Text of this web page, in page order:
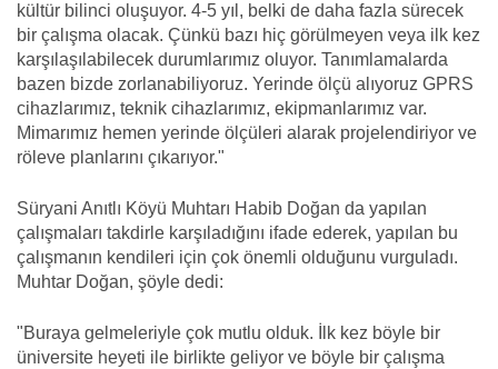
kültür bilinci oluşuyor. 4-5 yıl, belki de daha fazla sürecek
bir çalışma olacak. Çünkü bazı hiç görülmeyen veya ilk kez
karşılaşılabilecek durumlarımız oluyor. Tanımlamalarda
bazen bizde zorlanabiliyoruz. Yerinde ölçü alıyoruz GPRS
cihazlarımız, teknik cihazlarımız, ekipmanlarımız var.
Mimarımız hemen yerinde ölçüleri alarak projelendiriyor ve
röleve planlarını çıkarıyor."
Süryani Anıtlı Köyü Muhtarı Habib Doğan da yapılan
çalışmaları takdirle karşıladığını ifade ederek, yapılan bu
çalışmanın kendileri için çok önemli olduğunu vurguladı.
Muhtar Doğan, şöyle dedi:
"Buraya gelmeleriyle çok mutlu olduk. İlk kez böyle bir
üniversite heyeti ile birlikte geliyor ve böyle bir çalışma